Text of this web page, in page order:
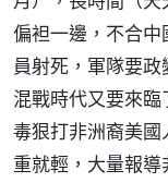
偏袒一邊，不合
員射死，軍隊要
混戰時代又要來
毒狠打非洲裔美
重就輕，大量報